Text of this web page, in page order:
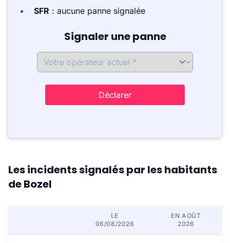
SFR : aucune panne signalée
Signaler une panne
Déclarer
Les incidents signalés par les habitants
de Bozel
LE
06/08/2026
EN AOÛT
2026